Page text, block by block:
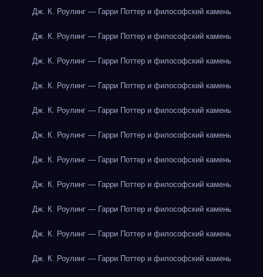
Дж. К. Роулинг — Гарри Поттер и философский камень
Дж. К. Роулинг — Гарри Поттер и философский камень
Дж. К. Роулинг — Гарри Поттер и философский камень
Дж. К. Роулинг — Гарри Поттер и философский камень
Дж. К. Роулинг — Гарри Поттер и философский камень
Дж. К. Роулинг — Гарри Поттер и философский камень
Дж. К. Роулинг — Гарри Поттер и философский камень
Дж. К. Роулинг — Гарри Поттер и философский камень
Дж. К. Роулинг — Гарри Поттер и философский камень
Дж. К. Роулинг — Гарри Поттер и философский камень
Дж. К. Роулинг — Гарри Поттер и философский камень